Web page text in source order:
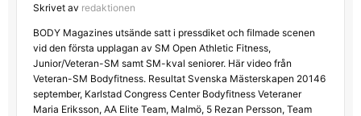
Skrivet av redaktionen
BODY Magazines utsände satt i pressdiket och filmade scenen
vid den första upplagan av SM Open Athletic Fitness,
Junior/Veteran-SM samt SM-kval seniorer. Här video från
Veteran-SM Bodyfitness. Resultat Svenska Mästerskapen 20146
september, Karlstad Congress Center Bodyfitness Veteraner
Maria Eriksson, AA Elite Team, Malmö, 5 Rezan Persson, Team